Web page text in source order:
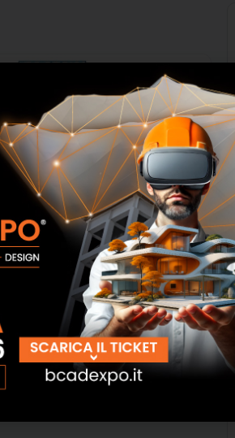
Impastatore continuo bazooka
400V Tecno Edil Sistem
SCOPRI